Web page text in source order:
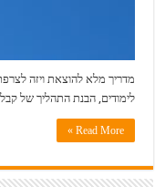
מדריך מלא להוצאת ויזה
לימודים, הבנת התהליך של
Read More »